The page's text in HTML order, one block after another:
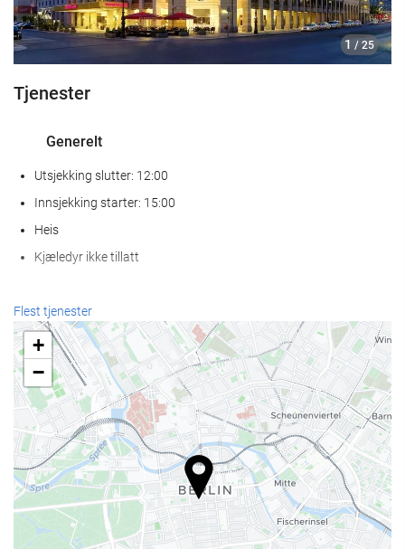
1 / 25
Tjenester
Generelt
Utsjekking slutter: 12:00
Innsjekking starter: 15:00
Heis
Kjæledyr ikke tillatt
Resepsjonstjenester
Døgnåpen resepsjon
Bagasjeoppbevaring
Mat og Drikke
À la carte-restaurant
Bar
Velvære
Flest tjenester
+
−